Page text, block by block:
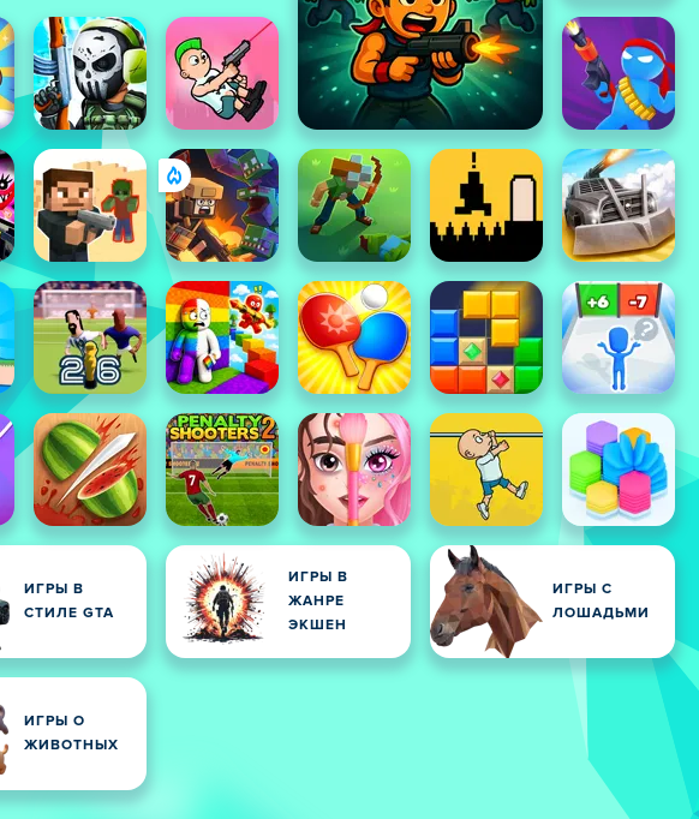
ИГРЫ В
СТИЛЕ GTA
ИГРЫ В
ЖАНРЕ
ЭКШЕН
ИГРЫ С
ЛОШАДЬМИ
ИГРЫ О
ЖИВОТНЫХ